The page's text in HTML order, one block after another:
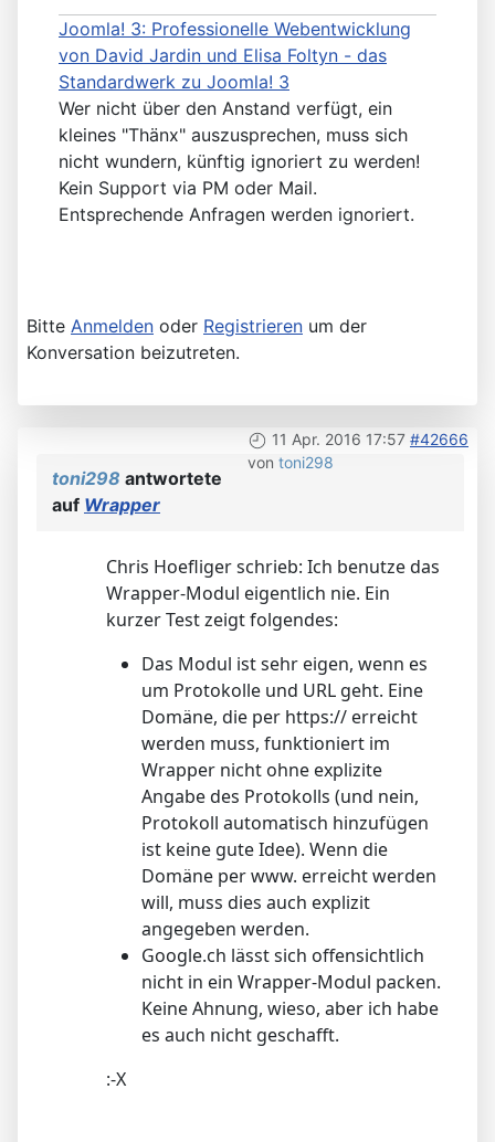
Joomla! 3: Professionelle Webentwicklung
von David Jardin und Elisa Foltyn - das
Standardwerk zu Joomla! 3
Wer nicht über den Anstand verfügt, ein
kleines "Thänx" auszusprechen, muss sich
nicht wundern, künftig ignoriert zu werden!
Kein Support via PM oder Mail.
Entsprechende Anfragen werden ignoriert.
Bitte Anmelden oder Registrieren um der
Konversation beizutreten.
11 Apr. 2016 17:57 #42666
von toni298
toni298 antwortete
auf Wrapper
Chris Hoefliger schrieb: Ich benutze das
Wrapper-Modul eigentlich nie. Ein
kurzer Test zeigt folgendes:
Das Modul ist sehr eigen, wenn es
um Protokolle und URL geht. Eine
Domäne, die per https:// erreicht
werden muss, funktioniert im
Wrapper nicht ohne explizite
Angabe des Protokolls (und nein,
Protokoll automatisch hinzufügen
ist keine gute Idee). Wenn die
Domäne per www. erreicht werden
will, muss dies auch explizit
angegeben werden.
Google.ch lässt sich offensichtlich
nicht in ein Wrapper-Modul packen.
Keine Ahnung, wieso, aber ich habe
es auch nicht geschafft.
:-X